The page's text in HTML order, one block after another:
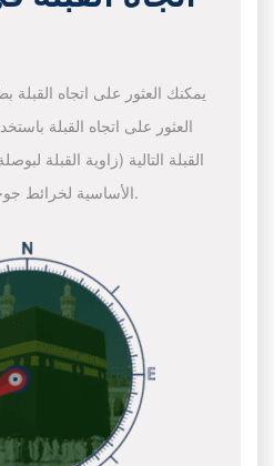
يمكنك العثور على اتجاه
العثور على اتجاه القبلة
القبلة التالية (زاوية القبلة
الأساسية لخرائط جوجل للعثور على اتجاه القبلة.